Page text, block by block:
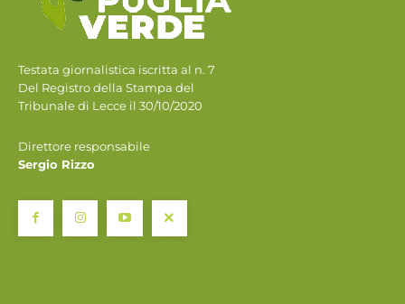
Testata giornalistica iscritta al n. 7
Del Registro della Stampa del
Tribunale di Lecce il 30/10/2020
Direttore responsabile
Sergio Rizzo